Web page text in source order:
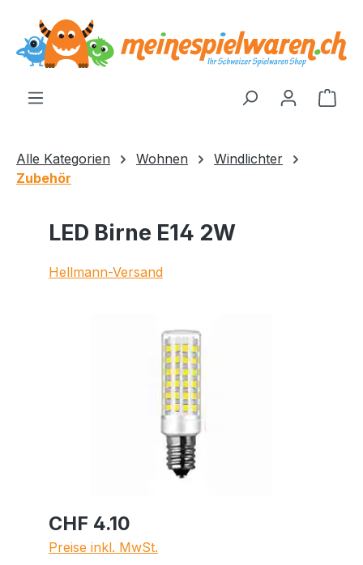
springen
Alle Kategorien Wohnen
Windlichter
Zubehör
LED Birne E14 2W
Hellmann-Versand
CHF 4.10
Preise inkl. MwSt.